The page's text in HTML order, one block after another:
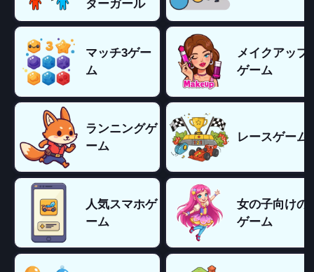
ターガール
マッチ3ゲー
ム
メイクアップ
ゲーム
ランニングゲ
ーム
レースゲーム
人気スマホゲ
ーム
女の子向けの
ゲーム